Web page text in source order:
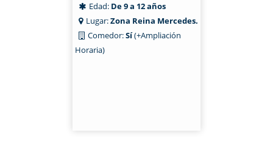
Edad: De 9 a 12 años
Lugar:Zona Reina Mercedes.
Comedor:Sí(+Ampliación
Horaria)